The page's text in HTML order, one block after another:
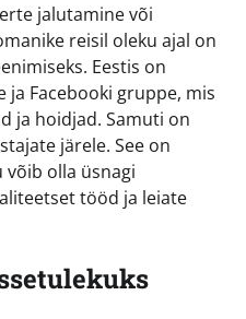
jalutamine või
reisil oleku ajal on
Eestis on
Facebooki gruppe, mis
ja hoidjad. Samuti on
järele. See on
olla üsnagi
tööd ja leiate